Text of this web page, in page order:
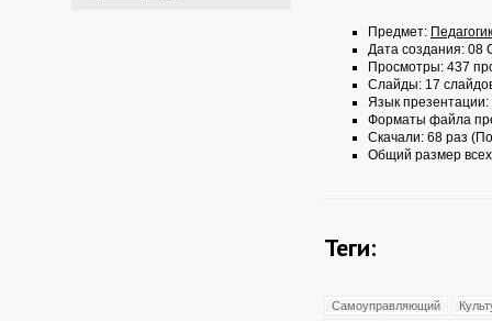
Предмет:
Дата создания: 08
Просмотры: 437
Слайды: 17
Язык презентации:
Форматы файла
Скачали: 68 раз
Общий размер
Теги:
Самоуправляющий